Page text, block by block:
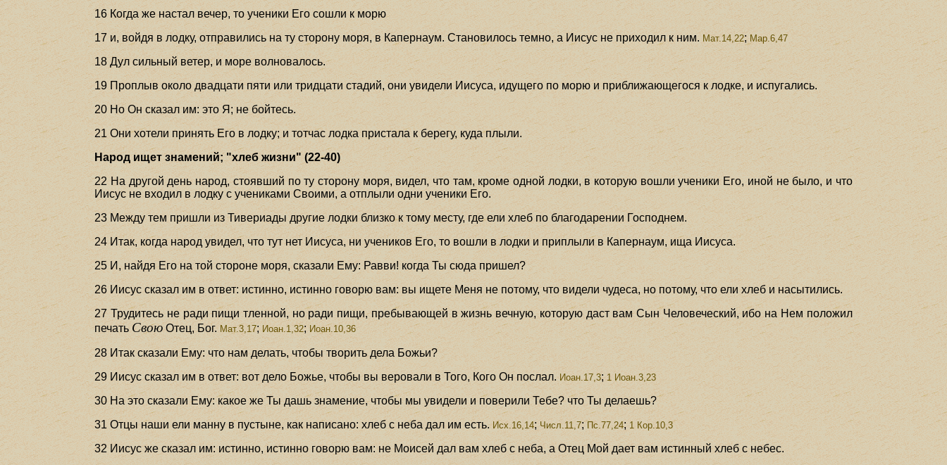
16 Когда же настал вечер, то ученики Его сошли к морю
17 и, войдя в лодку, отправились на ту сторону моря, в Капернаум. Становилось темно, а Иисус не приходил к ним. Мат.14,22; Мар.6,47
18 Дул сильный ветер, и море волновалось.
19 Проплыв около двадцати пяти или тридцати стадий, они увидели Иисуса, идущего по морю и приближающегося к лодке, и испугались.
20 Но Он сказал им: это Я; не бойтесь.
21 Они хотели принять Его в лодку; и тотчас лодка пристала к берегу, куда плыли.
Народ ищет знамений; "хлеб жизни" (22-40)
22 На другой день народ, стоявший по ту сторону моря, видел, что там, кроме одной лодки, в которую вошли ученики Его, иной не было, и что
Иисус не входил в лодку с учениками Своими, а отплыли одни ученики Его.
23 Между тем пришли из Тивериады другие лодки близко к тому месту, где ели хлеб по благодарении Господнем.
24 Итак, когда народ увидел, что тут нет Иисуса, ни учеников Его, то вошли в лодки и приплыли в Капернаум, ища Иисуса.
25 И, найдя Его на той стороне моря, сказали Ему: Равви! когда Ты сюда пришел?
26 Иисус сказал им в ответ: истинно, истинно говорю вам: вы ищете Меня не потому, что видели чудеса, но потому, что ели хлеб и насытились.
27 Трудитесь не ради пищи тленной, но ради пищи, пребывающей в жизнь вечную, которую даст вам Сын Человеческий, ибо на Нем положил
печать СвоюОтец, Бог. Мат.3,17; Иоан.1,32;Иоан.10,36
28 Итак сказали Ему: что нам делать, чтобы творить дела Божьи?
29 Иисус сказал им в ответ: вот дело Божье, чтобы вы веровали в Того, Кого Он послал. Иоан.17,3; 1 Иоан.3,23
30 На это сказали Ему: какое же Ты дашь знамение, чтобы мы увидели и поверили Тебе? что Ты делаешь?
31 Отцы наши ели манну в пустыне, как написано: хлеб с неба дал им есть.Исх.16,14; Числ.11,7;Пс.77,24; 1 Кор.10,3
32 Иисус же сказал им: истинно, истинно говорю вам: не Моисей дал вам хлеб с неба, а Отец Мой дает вам истинный хлеб с небес.